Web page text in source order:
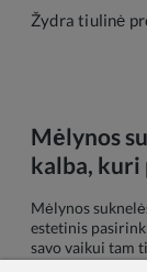
Mėlynos
kalba, kuri
Mėlynos
estetinis
savo vaikui tam